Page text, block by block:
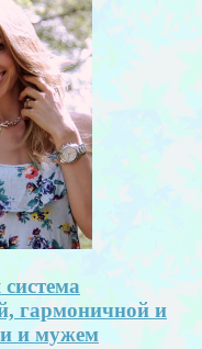
гармоничной и
и мужем